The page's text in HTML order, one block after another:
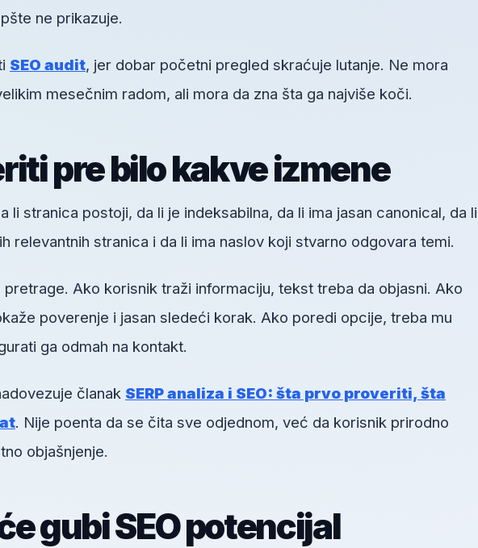
ne prikazuje.
SEO audit, jer dobar početni pregled skraćuje lutanje. Ne mora
mesečnim radom, ali mora da zna šta ga najviše koči.
pre bilo kakve izmene
li stranica postoji, da li je indeksabilna, da li ima jasan canonical, da li
relevantnih stranica i da li ima naslov koji stvarno odgovara temi.
Ako korisnik traži informaciju, tekst treba da objasni. Ako
poverenje i jasan sledeći korak. Ako poredi opcije, treba mu
ga odmah na kontakt.
članak SERP analiza i SEO: šta prvo proveriti, šta
. Nije poenta da se čita sve odjednom, već da korisnik prirodno
objašnjenje.
gubi SEO potencijal